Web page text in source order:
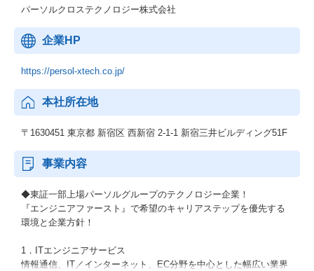
パーソルクロステクノロジー株式会社
企業HP
https://persol-xtech.co.jp/
本社所在地
〒1630451 東京都 新宿区 西新宿 2-1-1 新宿三井ビルディング51F
事業内容
◆東証一部上場パーソルグループのテクノロジー企業！
『エンジニアファースト』で希望のキャリアステップを優先する
環境と企業方針！
1．ITエンジニアサービス
情報通信、IT／インターネット、EC分野を中心とした幅広い業界